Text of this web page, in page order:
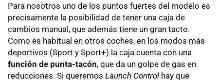
Para nosotros uno de los puntos fuertes del modelo es
precisamente la posibilidad de tener una caja de
cambios manual, que además tiene un gran tacto.
Como es habitual en otros coches, en los modos más
deportivos (Sport y Sport+) la caja cuenta con una
función de punta-tacón, que da un golpe de gas en
reducciones. Si queremos Launch Control hay que